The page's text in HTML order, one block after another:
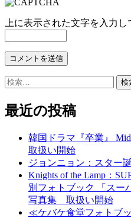
上に表示された文字を入力し
検
最近の投稿
韓国ドラマ『卒業』
取扱い開始
ジョンニョン：スター
Knights of the Lamp：
別フォトブック 「スー
写真集 取扱い開始
≪ケバケ食堂フォトブ